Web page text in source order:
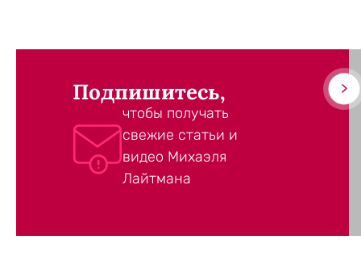
Подпишитесь,
чтобы получать
свежие статьи и
видео Михаэля
Лайтмана